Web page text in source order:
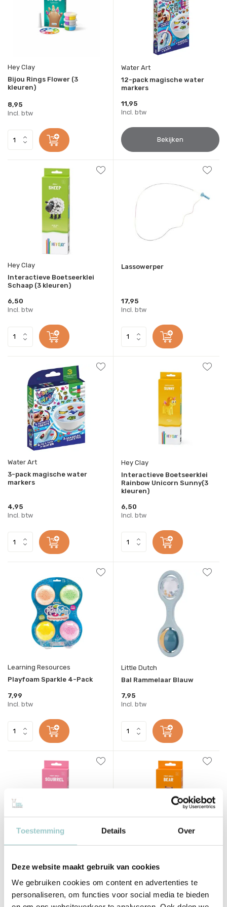
Toestemming Details Over
Deze website maakt gebruik van cookies
We gebruiken cookies om content en advertenties te
personaliseren, om functies voor social media te bieden
Hey Clay
Bijou Rings Flower (3
kleuren)
8,95
Incl. btw
Water Art
12-pack magische water
markers
11,95
Incl. btw
Bekijken
Hey Clay
Interactieve Boetseerklei
Schaap (3 kleuren)
6,50
Incl. btw
Lassowerper
17,95
Incl. btw
Water Art
3-pack magische water
markers
4,95
Incl. btw
Hey Clay
Interactieve Boetseerklei
Rainbow Unicorn Sunny(3
kleuren)
6,50
Incl. btw
Learning Resources
Playfoam Sparkle 4-Pack
7,99
Incl. btw
Little Dutch
Bal Rammelaar Blauw
7,95
Incl. btw
Interactieve Boetseerklei
6,50
Interactieve Boetseerklei
6,50